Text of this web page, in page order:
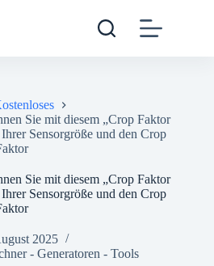
Sie mit diesem „Crop Faktor
Sensorgröße und den Crop
Sie mit diesem „Crop Faktor
Sensorgröße und den Crop
2025
- Generatoren - Tools